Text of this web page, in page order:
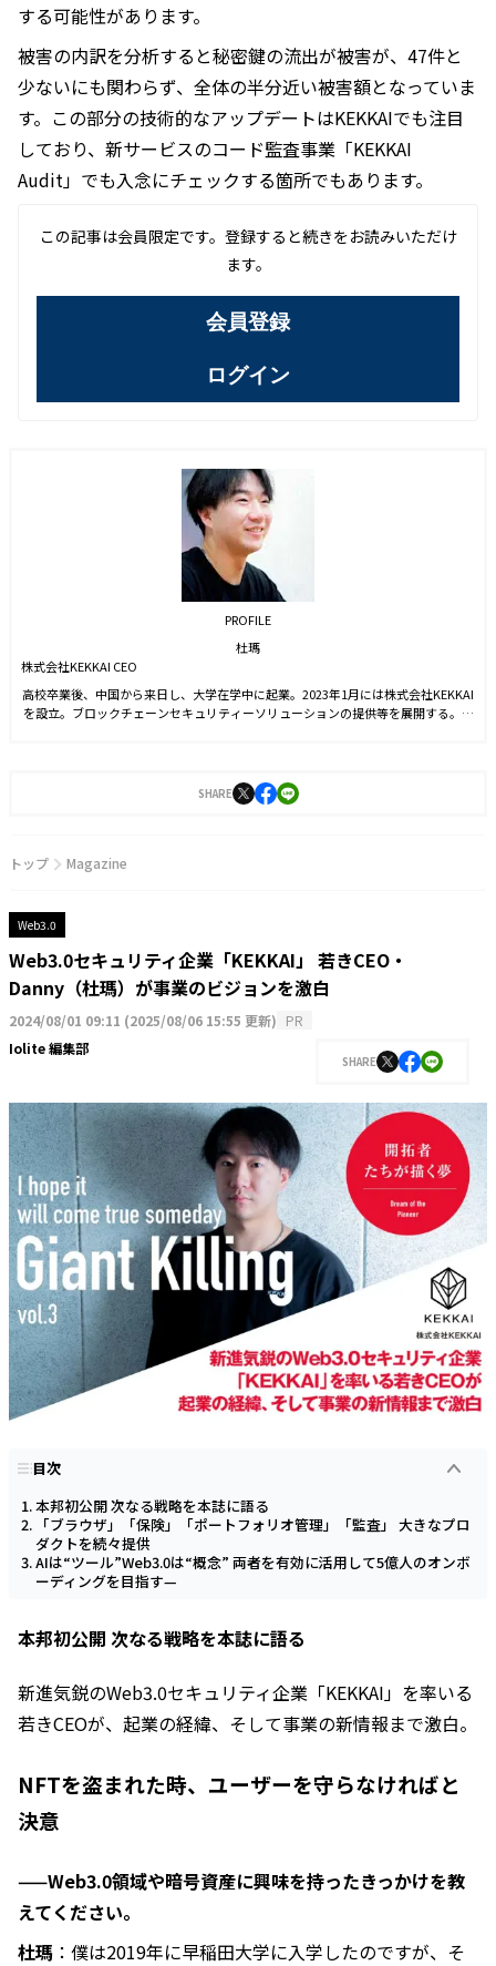
する可能性があります。
被害の内訳を分析すると秘密鍵の流出が被害が、47件と
少ないにも関わらず、全体の半分近い被害額となっていま
す。この部分の技術的なアップデートはKEKKAIでも注目
しており、新サービスのコード監査事業「KEKKAI
Audit」でも入念にチェックする箇所でもあります。
この記事は会員限定です。登録すると続きをお読みいただけ
ます。
会員登録
ログイン
PROFILE
杜瑪
株式会社KEKKAI CEO
高校卒業後、中国から来日し、大学在学中に起業。2023年1月には株式会社KEKKAI
を設立。ブロックチェーンセキュリティーソリューションの提供等を展開する。現
後は現状のサービス向上と、さまざまな角度からユーザーのセキュリティ性改善の
ための製品をリリースし、業界全体の環境改善に貢献している。
SHARE
トップ Magazine
Web3.0
Web3.0セキュリティ企業「KEKKAI」 若きCEO・
Danny（杜瑪）が事業のビジョンを激白
2024/08/01 09:11 (2025/08/06 15:55 更新) PR
Iolite 編集部
SHARE
目次
本邦初公開 次なる戦略を本誌に語る
「ブラウザ」「保険」「ポートフォリオ管理」「監査」 大きなプロ
ダクトを続々提供
AIは“ツール”Web3.0は“概念” 両者を有効に活用して5億人のオンボ
ーディングを目指す—
本邦初公開 次なる戦略を本誌に語る
新進気鋭のWeb3.0セキュリティ企業「KEKKAI」を率いる
若きCEOが、起業の経緯、そして事業の新情報まで激白。
NFTを盗まれた時、ユーザーを守らなければと
決意
——Web3.0領域や暗号資産に興味を持ったきっかけを教
えてください。
杜瑪 ：僕は2019年に早稲田大学に入学したのですが、そ